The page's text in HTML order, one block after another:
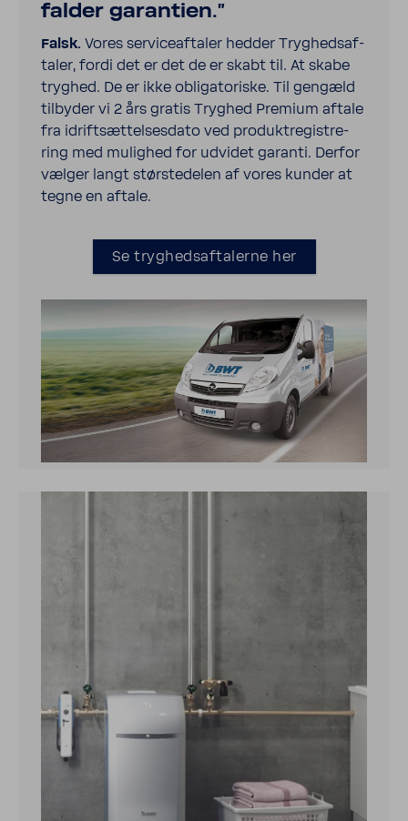
falder garan­tien."
Falsk. Vores servi­ce­af­taler hedder Tryg­heds­af­
taler, fordi det er det de er skabt til. At skabe
tryghed. De er ikke obliga­to­riske. Til gengæld
tilbyder vi 2 års gratis Tryghed Premium aftale
fra idrift­sæt­tel­ses­dato ved produkt­re­gi­stre­
ring med mulighed for udvidet garanti. Derfor
vælger langt stør­ste­delen af vores kunder at
tegne en aftale.
Se tryghedsaftalerne her